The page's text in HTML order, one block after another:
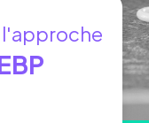
l'approche